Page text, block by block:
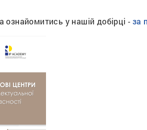
у нашій добірці - за